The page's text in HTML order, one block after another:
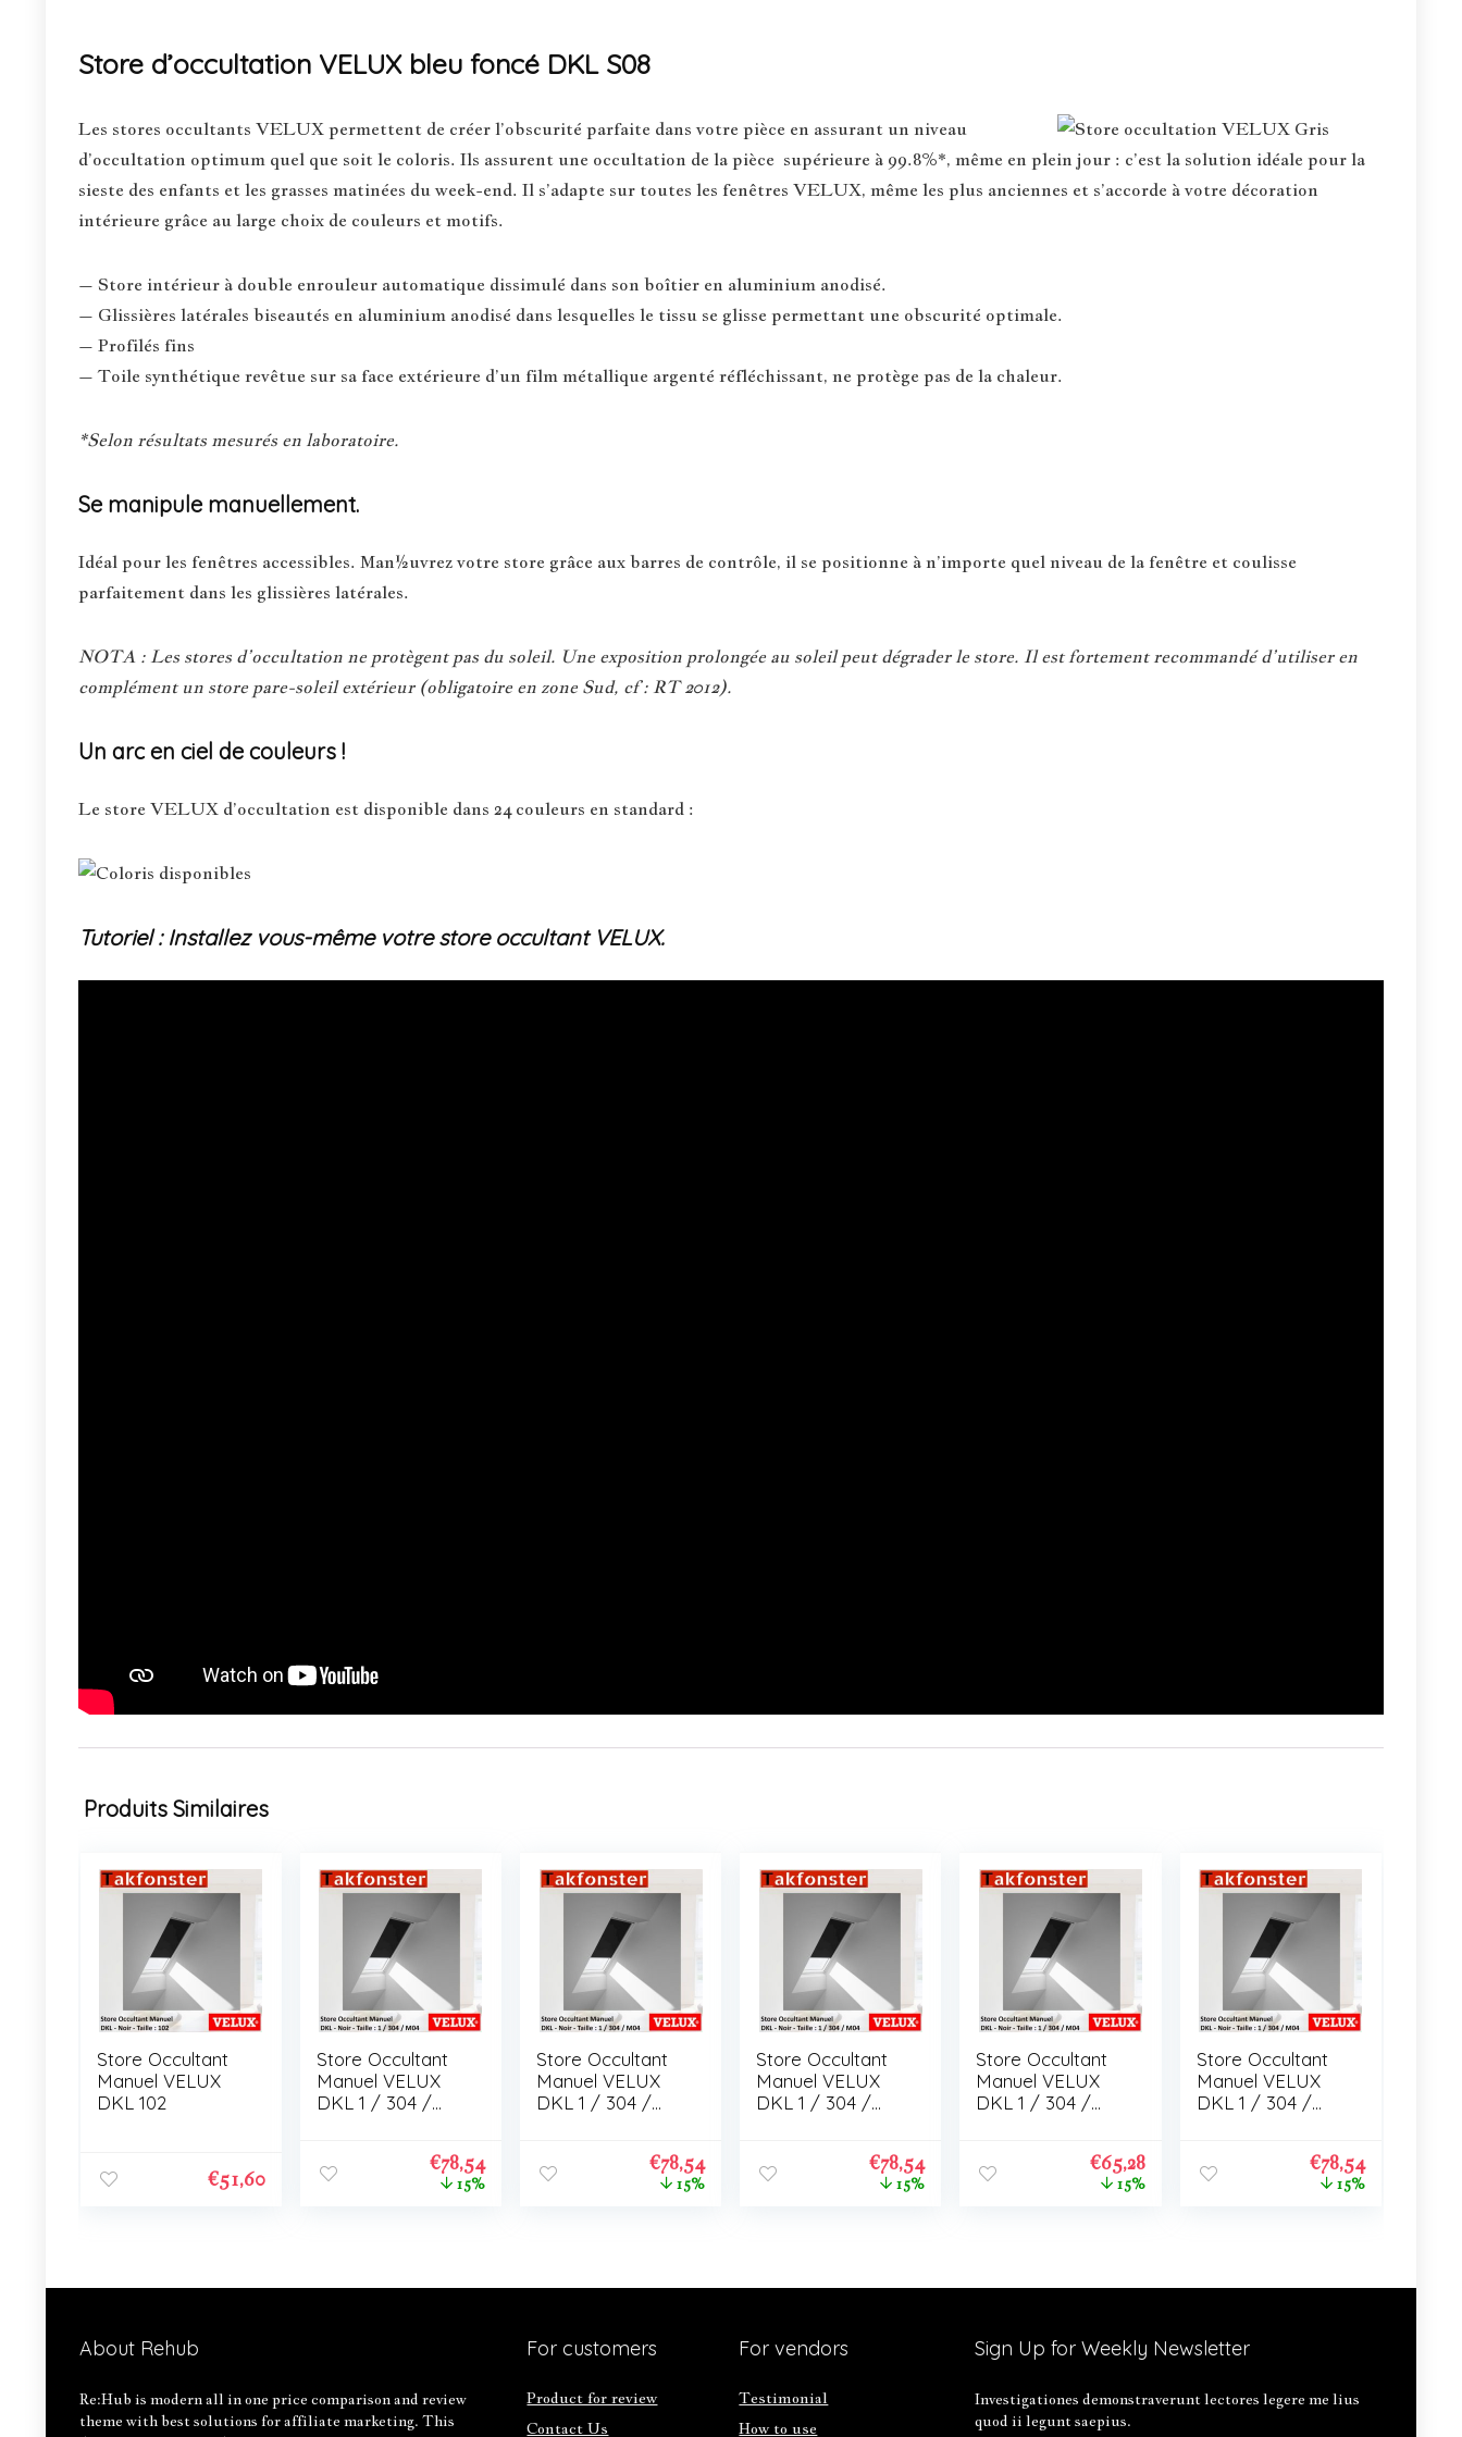
Store d’occultation VELUX bleu foncé DKL S08
Les stores occultants VELUX permettent de créer l’obscurité parfaite dans votre pièce en assurant un niveau
d’occultation optimum quel que soit le coloris. Ils assurent une occultation de la pièce supérieure à 99.8%*, même en plein jour : c’est la solution idéale pour la
sieste des enfants et les grasses matinées du week-end. Il s’adapte sur toutes les fenêtres VELUX, même les plus anciennes et s’accorde à votre décoration
intérieure grâce au large choix de couleurs et motifs.
– Store intérieur à double enrouleur automatique dissimulé dans son boîtier en aluminium anodisé.
– Glissières latérales biseautés en aluminium anodisé dans lesquelles le tissu se glisse permettant une obscurité optimale.
– Profilés fins
– Toile synthétique revêtue sur sa face extérieure d’un film métallique argenté réfléchissant, ne protège pas de la chaleur.
*Selon résultats mesurés en laboratoire.
Se manipule manuellement.
Idéal pour les fenêtres accessibles. Man½uvrez votre store grâce aux barres de contrôle, il se positionne à n’importe quel niveau de la fenêtre et coulisse
parfaitement dans les glissières latérales.
NOTA : Les stores d’occultation ne protègent pas du soleil. Une exposition prolongée au soleil peut dégrader le store. Il est fortement recommandé d’utiliser en
complément un store pare-soleil extérieur (obligatoire en zone Sud, cf : RT 2012).
Un arc en ciel de couleurs !
Le store VELUX d’occultation est disponible dans 24 couleurs en standard :
Tutoriel : Installez vous-même votre store occultant VELUX.
Produits Similaires
Store Occultant
Manuel VELUX
DKL 102
€51,60
Store Occultant
Manuel VELUX
DKL 1 / 304 /
€78,54
15%
Store Occultant
Manuel VELUX
DKL 1 / 304 /
€78,54
15%
Store Occultant
Manuel VELUX
DKL 1 / 304 /
€78,54
15%
Store Occultant
Manuel VELUX
DKL 1 / 304 /
€65,28
15%
Store Occultant
Manuel VELUX
DKL 1 / 304 /
€78,54
15%
About Rehub
Re:Hub is modern all in one price comparison and review
theme with best solutions for affiliate marketing. This
For customers
Product for review
Contact Us
For vendors
Testimonial
How to use
Sign Up for Weekly Newsletter
Investigationes demonstraverunt lectores legere me lius
quod ii legunt saepius.